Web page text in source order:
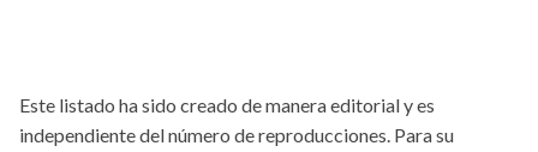
Este listado ha sido creado de manera editorial y es
independiente del número de reproducciones. Para su